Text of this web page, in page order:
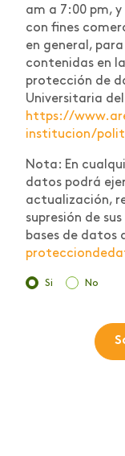
am a 7:00 pm,
con fines
en general,
contenidas en
protección de
Universitaria
https://
institucion/
Nota: En
datos podrá
actualización,
supresión de
bases de datos
Si No